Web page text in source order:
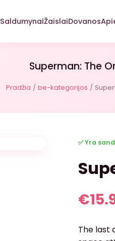
SaldumynaiŽaislaiDovanos
Superman: The
Pradžia / be-kategorijos /
✅ Yra
€
The last